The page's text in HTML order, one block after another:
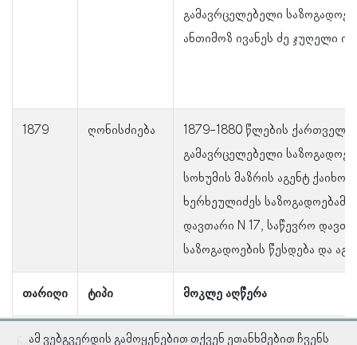
გამავრცელებელი
ანთიმოზ ივანეს ძე ჯუღელი
1879 ღონისძიება
1879-1880 წლების
გამავრცელებელი
სოხუმის მაზრის აგენტ
ხერხეულიძეს საზოგადოებამ
დავთარი N 17, საწევრო
საზოგადოების წესდება და
თარიღი ტიპი მოკლე აღწერა
ამ ვებგვერდის გამოყენებით თქვენ ეთანხმებით ჩვენს